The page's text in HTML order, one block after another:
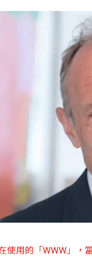
使用的「WWW」，